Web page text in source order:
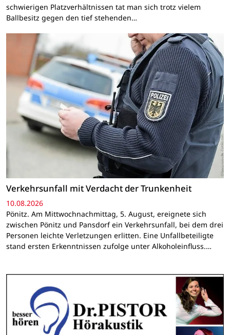
schwierigen Platzverhältnissen tat man sich trotz vielem
Ballbesitz gegen den tief stehenden…
Verkehrsunfall mit Verdacht der Trunkenheit
10.08.2026
Pönitz. Am Mittwochnachmittag, 5. August, ereignete sich
zwischen Pönitz und Pansdorf ein Verkehrsunfall, bei dem drei
Personen leichte Verletzungen erlitten. Eine Unfallbeteiligte
stand ersten Erkenntnissen zufolge unter Alkoholeinfluss.…